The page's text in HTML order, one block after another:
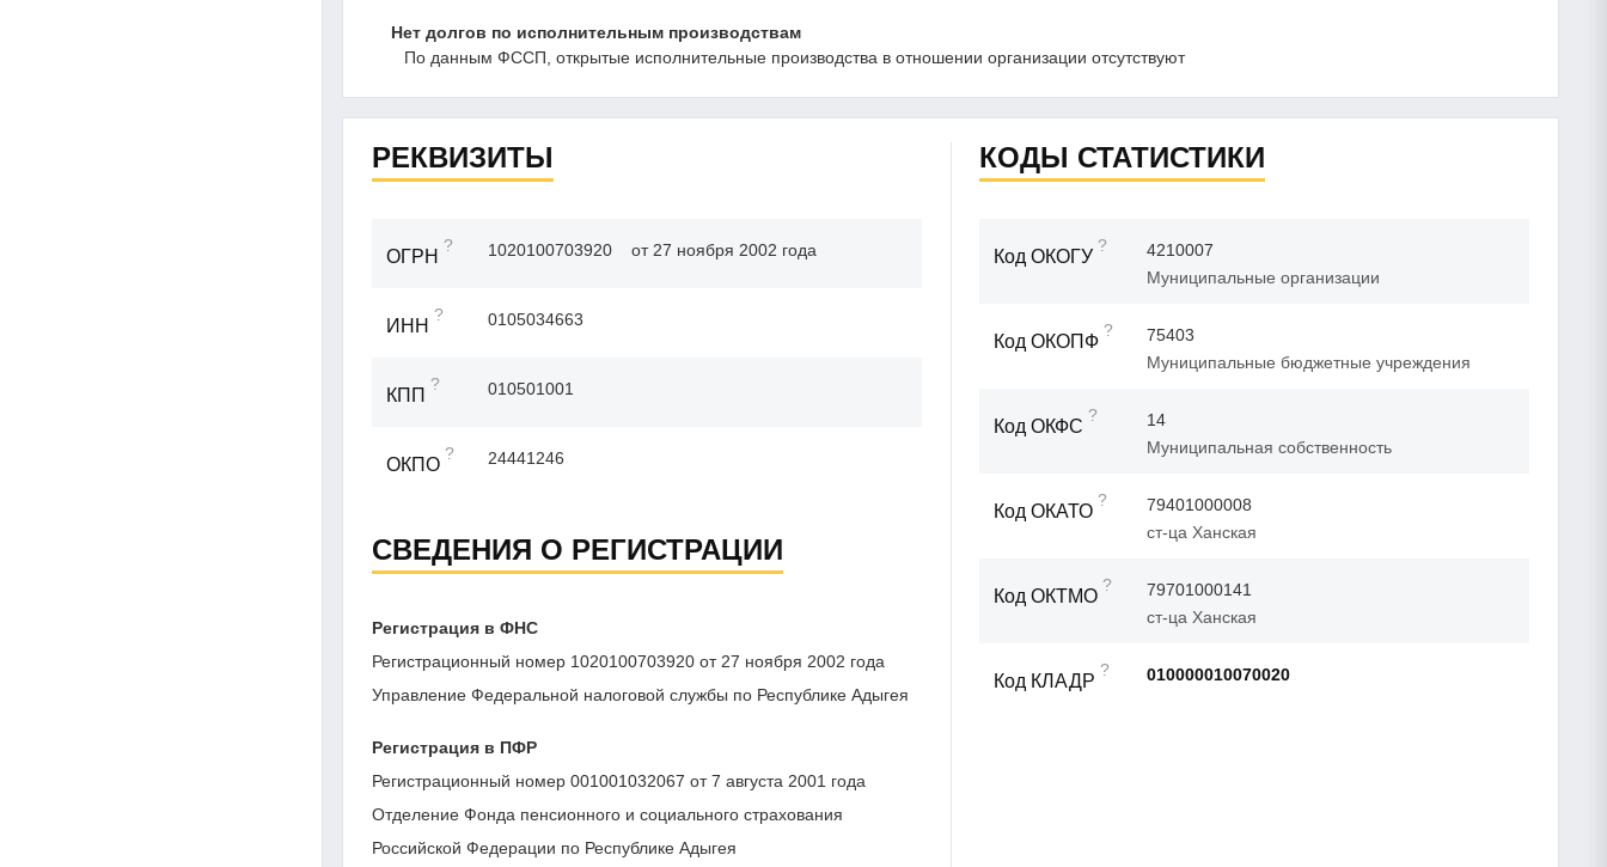
Нет долгов по исполнительным производствам
По данным ФССП, открытые исполнительные производства в отношении организации отсутствуют
РЕКВИЗИТЫ
ОГРН
? 1020100703920 от 27 ноября 2002 года
ИНН
? 0105034663
КПП
? 010501001
ОКПО
? 24441246
СВЕДЕНИЯ О РЕГИСТРАЦИИ
Регистрация в ФНС
Регистрационный номер 1020100703920 от 27 ноября 2002 года
Управление Федеральной налоговой службы по Республике Адыгея
Регистрация в ПФР
Регистрационный номер 001001032067 от 7 августа 2001 года
Отделение Фонда пенсионного и социального страхования
Российской Федерации по Республике Адыгея
КОДЫ СТАТИСТИКИ
Код ОКОГУ
?
4210007
Муниципальные организации
Код ОКОПФ
?
75403
Муниципальные бюджетные учреждения
Код ОКФС
?
14
Муниципальная собственность
Код ОКАТО
?
79401000008
ст-ца Ханская
Код ОКТМО
?
79701000141
ст-ца Ханская
Код КЛАДР
? 010000010070020